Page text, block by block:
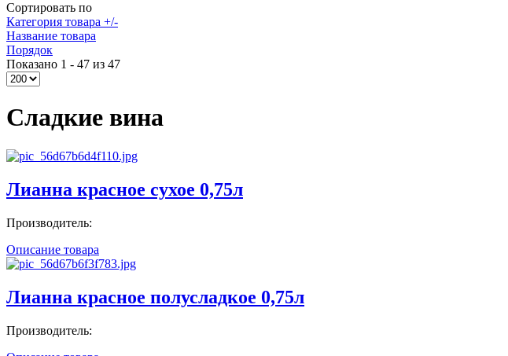
Сортировать по
Категория товара +/-
Название товара
Порядок
Показано 1 - 47 из 47
Сладкие вина
Лианна красное сухое 0,75л
Производитель:
Описание товара
Лианна красное полусладкое 0,75л
Производитель: